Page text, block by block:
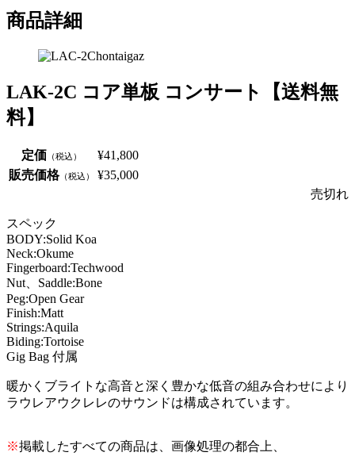
商品詳細
LAK-2C コア単板 コンサート【送料無
料】
定価 （税込）
¥41,800
販売価格（税込）
¥35,000
売切れ
スペック
BODY:Solid Koa
Neck:Okume
Fingerboard:Techwood
Nut、Saddle:Bone
Peg:Open Gear
Finish:Matt
Strings:Aquila
Biding:Tortoise
Gig Bag 付属
暖かくブライトな高音と深く豊かな低音の組み合わせにより
ラウレアウクレレのサウンドは構成されています。
※掲載したすべての商品は、画像処理の都合上、